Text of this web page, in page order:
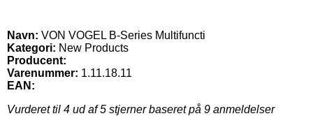
Navn: VON VOGEL B-Series Multifuncti
Kategori: New Products
Producent:
Varenummer: 1.11.18.11
EAN:
Vurderet til 4 ud af 5 stjerner baseret på 9 anmeldelser